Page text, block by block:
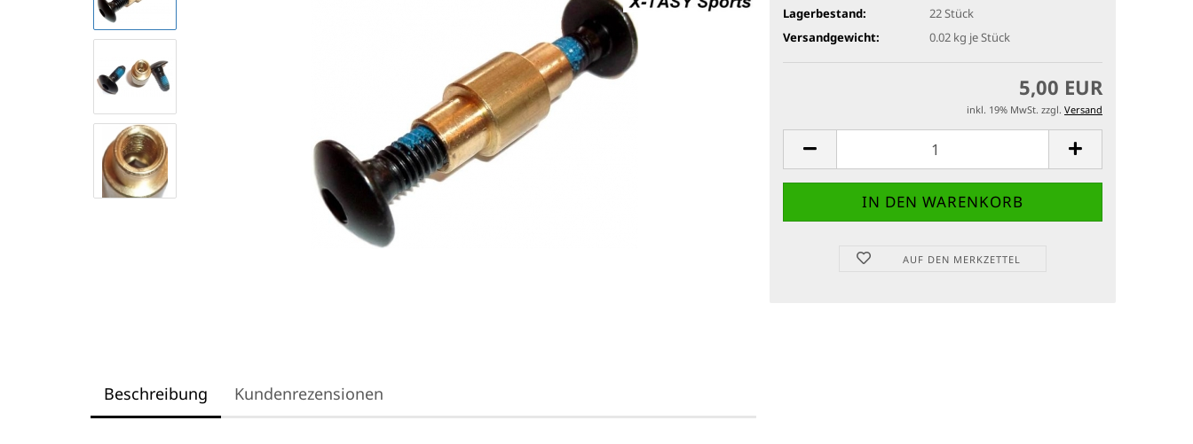
Lagerbestand: 22 Stück
Versandgewicht:
0.02 kg je Stück
5,00 EUR
inkl. 19% MwSt. zzgl. Versand
AUF DEN MERKZETTEL
Beschreibung Kundenrezensionen